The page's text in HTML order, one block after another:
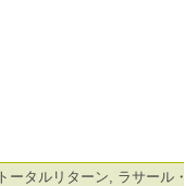
トータルリターン, ラサール・